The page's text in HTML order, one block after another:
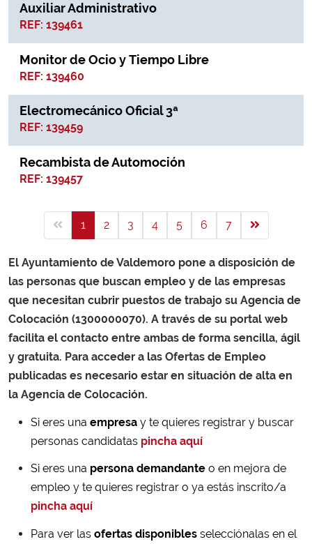
Auxiliar Administrativo
REF: 139461
Monitor de Ocio y Tiempo Libre
REF: 139460
Electromecánico Oficial 3ª
REF: 139459
Recambista de Automoción
REF: 139457
1 2 3 4 5 6 7
El Ayuntamiento de Valdemoro pone a disposición de
las personas que buscan empleo y de las empresas
que necesitan cubrir puestos de trabajo su Agencia de
Colocación (1300000070). A través de su portal web
facilita el contacto entre ambas de forma sencilla, ágil
y gratuita. Para acceder a las Ofertas de Empleo
publicadas es necesario estar en situación de alta en
la Agencia de Colocación.
Si eres una empresa y te quieres registrar y buscar
personas candidatas pincha aquí
Si eres una persona demandante o en mejora de
empleo y te quieres registrar o ya estás inscrito/a
pincha aquí
Para ver las ofertas disponibles selecciónalas en el